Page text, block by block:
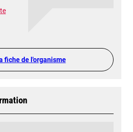
fiche de l'organisme